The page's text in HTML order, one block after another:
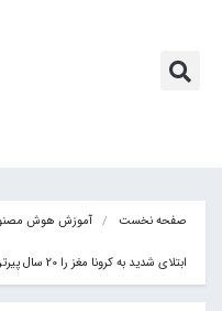
صفحه نخست آموزش هوش
ابتلای شدید به کرونا مغز را 20 سال پیر‌تر می‌کند